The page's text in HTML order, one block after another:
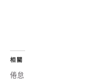
相關
倦怠